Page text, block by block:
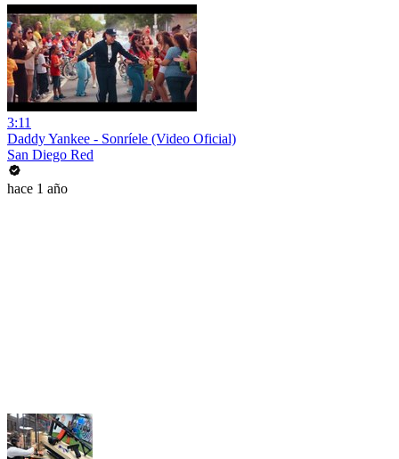
3:11
Daddy Yankee - Sonríele (Video Oficial)
San Diego Red
hace 1 año